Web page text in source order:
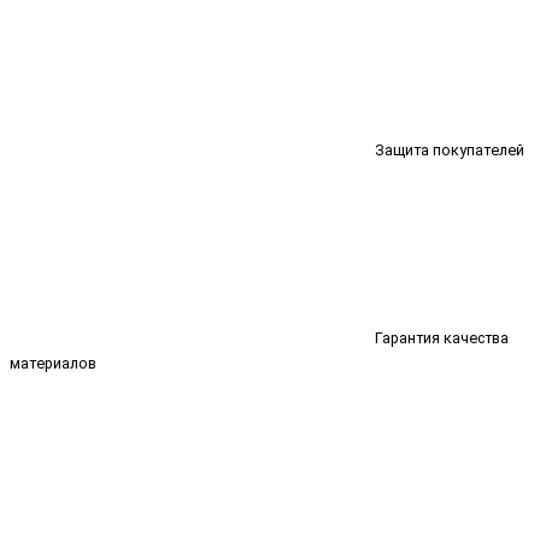
Защита покупателей
Гарантия качества
материалов